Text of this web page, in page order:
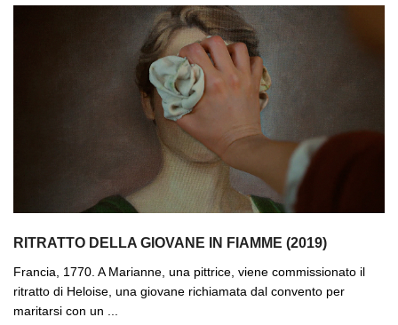
RITRATTO DELLA GIOVANE IN FIAMME (2019)
Francia, 1770. A Marianne, una pittrice, viene commissionato il
ritratto di Heloise, una giovane richiamata dal convento per
maritarsi con un ...